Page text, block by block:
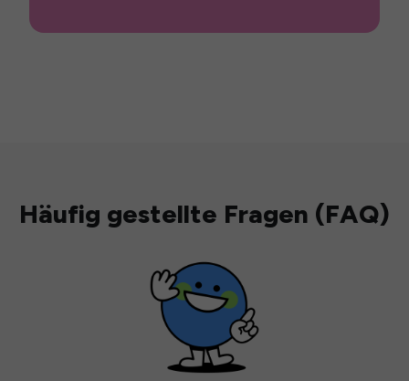
Häufig gestellte Fragen (FAQ)